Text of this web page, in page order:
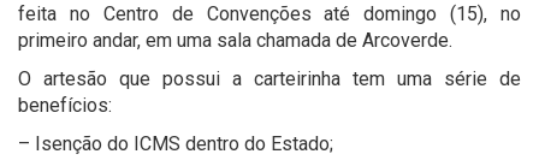
feita no Centro de Convenções até domingo (15), no
primeiro andar, em uma sala chamada de Arcoverde.
O artesão que possui a carteirinha tem uma série de
benefícios:
– Isenção do ICMS dentro do Estado;